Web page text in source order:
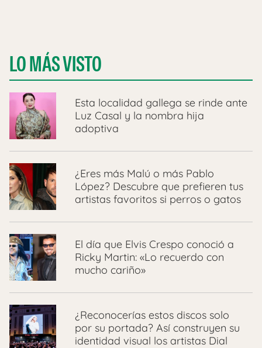
LO MÁS VISTO
Esta localidad gallega se rinde ante
Luz Casal y la nombra hija
adoptiva
¿Eres más Malú o más Pablo
López? Descubre que prefieren tus
artistas favoritos si perros o gatos
El día que Elvis Crespo conoció a
Ricky Martin: «Lo recuerdo con
mucho cariño»
¿Reconocerías estos discos solo
por su portada? Así construyen su
identidad visual los artistas Dial